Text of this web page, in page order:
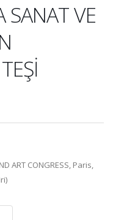
SANAT VE
ART CONGRESS, Paris,